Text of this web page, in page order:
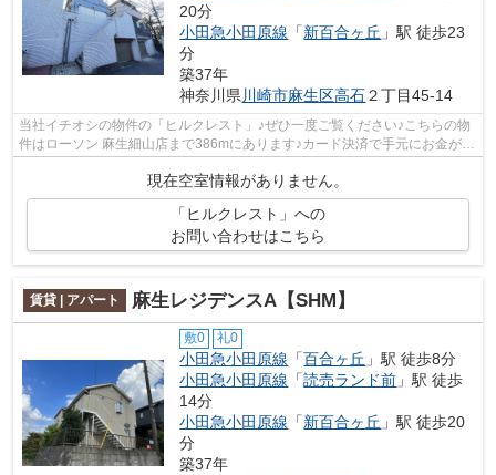
20分
小田急小田原線 「新百合ヶ丘 」駅 徒歩23
分
築37年
神奈川県 川崎市麻生区高石２丁目45-14
当社イチオシの物件の「ヒルクレスト」♪ぜひ一度ご覧ください♪こちらの物
件はローソン 麻生細山店まで386mにあります♪カード決済で手元にお金がな
くても初期費用や家賃支払いができま...
現在空室情報がありません。
「ヒルクレスト」への
お問い合わせはこちら
賃貸 | アパート 麻生レジデンスA【SHM】
敷0 礼0
小田急小田原線 「百合ヶ丘 」駅 徒歩8分
小田急小田原線 「読売ランド前 」駅 徒歩
14分
小田急小田原線 「新百合ヶ丘 」駅 徒歩20
分
築37年